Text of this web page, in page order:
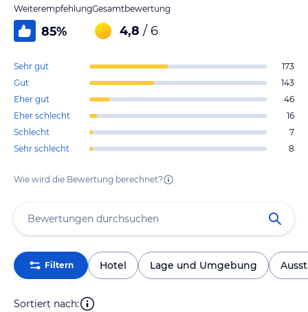
Weiterempfehlung
85%
Gesamtbewertung
4,8 / 6
Sehr gut
173
Gut
143
Eher gut
46
Eher schlecht
16
Schlecht
7
Sehr schlecht
8
Wie wird die Bewertung berechnet?
Filtern Hotel Lage und Umgebung
Sortiert nach: